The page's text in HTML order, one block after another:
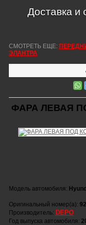
Доставка и
СМОТРЕТЬ ЕЩЕ:
ЭЛАНТРА
ФАРА ЛЕВАЯ
Модель автомобиля:
Оригинальный номер(а):
Производитель: DEPO
Год выпуска автомобиля: